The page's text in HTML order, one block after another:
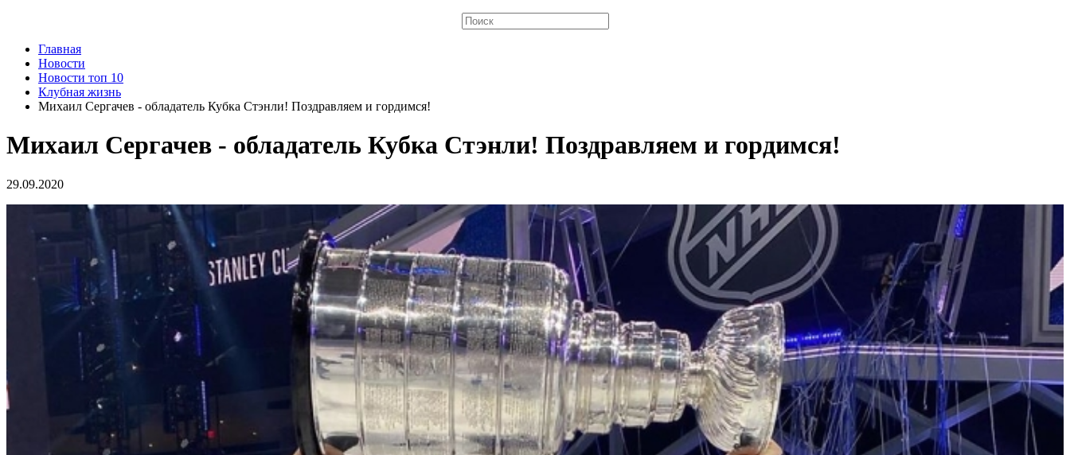
Главная
Новости
Новости топ 10
Клубная жизнь
Михаил Сергачев - обладатель Кубка Стэнли! Поздравляем и гордимся!
Михаил Сергачев - обладатель Кубка Стэнли! Поздравляем и гордимся!
29.09.2020